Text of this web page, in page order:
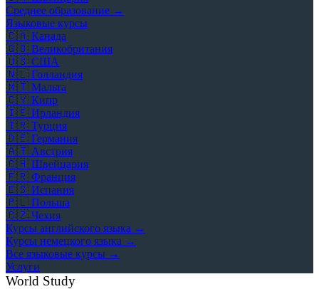
Среднее образование →
Языковые курсы
🇨🇦 Канада
🇬🇧 Великобритания
🇺🇸 США
🇳🇱 Голландия
🇲🇹 Мальта
🇨🇾 Кипр
🇮🇪 Ирландия
🇹🇷 Турция
🇩🇪 Германия
🇦🇹 Австрия
🇨🇭 Швейцария
🇫🇷 Франция
🇪🇸 Испания
🇵🇱 Польша
🇨🇿 Чехия
Курсы английского языка →
Курсы немецкого языка →
Все языковые курсы →
Услуги
World Study